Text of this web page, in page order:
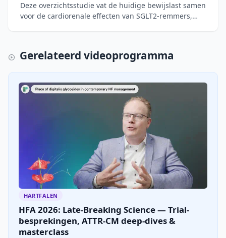
Deze overzichtsstudie vat de huidige bewijslast samen
voor de cardiorenale effecten van SGLT2-remmers,
Gerelateerd videoprogramma
HARTFALEN
HFA 2026: Late-Breaking Science — Trial-
besprekingen, ATTR-CM deep-dives &
masterclass